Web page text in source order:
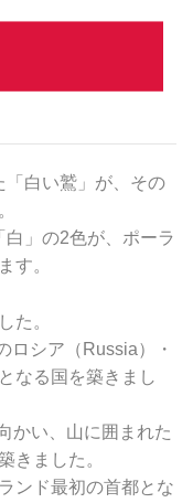
「白い鷲」が、その
」の2色が、ポーラ
す。
た。
ロシア（Russia）・
なる国を築きまし
かい、山に囲まれた
きました。
ンド最初の首都とな